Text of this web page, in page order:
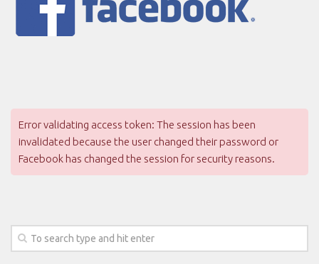
Error validating access token: The session has been
invalidated because the user changed their password or
Facebook has changed the session for security reasons.